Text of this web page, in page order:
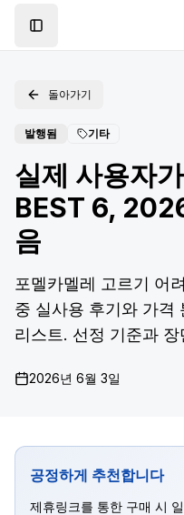
Toggle Sidebar
돌아가기
발행됨 기타
실제 사용자
BEST 6,
음
포멜카멜레 고르기 어
중 실사용 후기와 가격
리스트. 선정 기준과
2026년 6월 3일
공정하게 추천합니다
제휴링크를 통한 구매 시